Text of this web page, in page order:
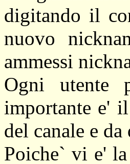
digitando il
nuovo
ammessi
Ogni utente
importante e'
del canale e
Poiche` vi e'